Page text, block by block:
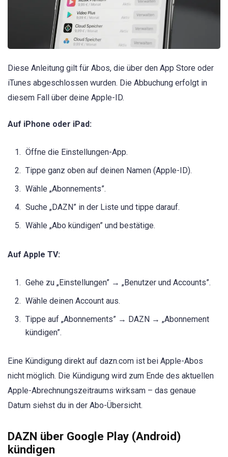
Diese Anleitung gilt für Abos, die über den App Store oder
iTunes abgeschlossen wurden. Die Abbuchung erfolgt in
diesem Fall über deine Apple-ID.
Auf iPhone oder iPad:
Öffne die Einstellungen-App.
Tippe ganz oben auf deinen Namen (Apple-ID).
Wähle „Abonnements”.
Suche „DAZN” in der Liste und tippe darauf.
Wähle „Abo kündigen” und bestätige.
Auf Apple TV:
Gehe zu „Einstellungen” → „Benutzer und Accounts”.
Wähle deinen Account aus.
Tippe auf „Abonnements” → DAZN → „Abonnement
kündigen”.
Eine Kündigung direkt auf dazn.com ist bei Apple-Abos
nicht möglich. Die Kündigung wird zum Ende des aktuellen
Apple-Abrechnungszeitraums wirksam – das genaue
Datum siehst du in der Abo-Übersicht.
DAZN über Google Play (Android)
kündigen